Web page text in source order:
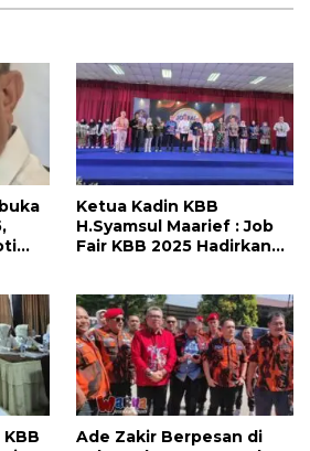
Ketua Kadin KBB
H.Syamsul Maarief : Job
Fair KBB 2025 Hadirkan
Warga Bandung Barat!
Ade Zakir Berpesan di